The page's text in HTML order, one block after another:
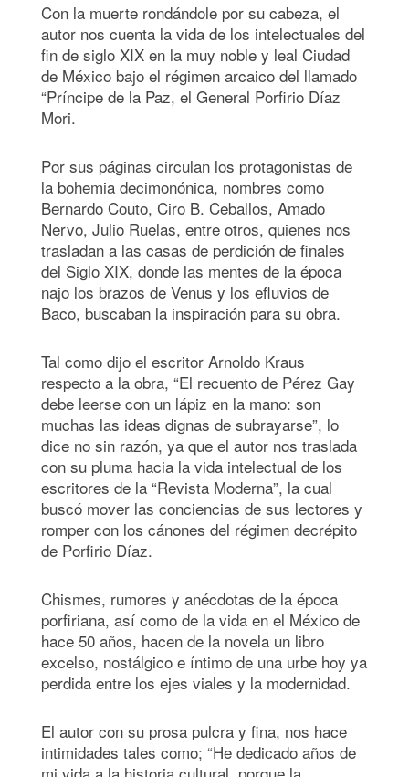
Con la muerte rondándole por su cabeza, el
autor nos cuenta la vida de los intelectuales del
fin de siglo XIX en la muy noble y leal Ciudad
de México bajo el régimen arcaico del llamado
“Príncipe de la Paz, el General Porfirio Díaz
Mori.
Por sus páginas circulan los protagonistas de
la bohemia decimonónica, nombres como
Bernardo Couto, Ciro B. Ceballos, Amado
Nervo, Julio Ruelas, entre otros, quienes nos
trasladan a las casas de perdición de finales
del Siglo XIX, donde las mentes de la época
najo los brazos de Venus y los efluvios de
Baco, buscaban la inspiración para su obra.
Tal como dijo el escritor Arnoldo Kraus
respecto a la obra, “El recuento de Pérez Gay
debe leerse con un lápiz en la mano: son
muchas las ideas dignas de subrayarse”, lo
dice no sin razón, ya que el autor nos traslada
con su pluma hacia la vida intelectual de los
escritores de la “Revista Moderna”, la cual
buscó mover las conciencias de sus lectores y
romper con los cánones del régimen decrépito
de Porfirio Díaz.
Chismes, rumores y anécdotas de la época
porfiriana, así como de la vida en el México de
hace 50 años, hacen de la novela un libro
excelso, nostálgico e íntimo de una urbe hoy ya
perdida entre los ejes viales y la modernidad.
El autor con su prosa pulcra y fina, nos hace
intimidades tales como; “He dedicado años de